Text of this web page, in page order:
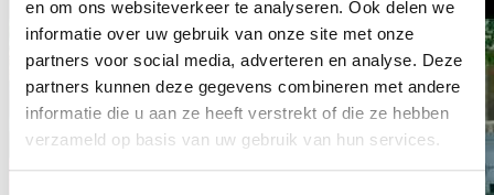
en om ons websiteverkeer te analyseren. Ook delen we
informatie over uw gebruik van onze site met onze
partners voor social media, adverteren en analyse. Deze
partners kunnen deze gegevens combineren met andere
informatie die u aan ze heeft verstrekt of die ze hebben
verzameld op basis van uw gebruik van hun services.